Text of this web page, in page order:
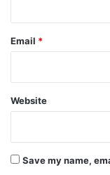
Email *
Website
Save my name,